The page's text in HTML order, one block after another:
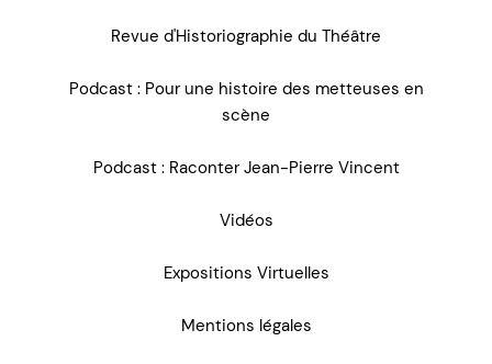
Revue d'Historiographie du Théâtre
Podcast : Pour une histoire des metteuses en
scène
Podcast : Raconter Jean-Pierre Vincent
Vidéos
Expositions Virtuelles
Mentions légales